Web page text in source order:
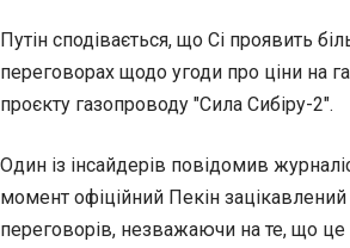
Путін сподівається, що Сі проявить
переговорах щодо угоди про ціни на
проєкту газопроводу "Сила Сибіру-2".
Один із інсайдерів повідомив
момент офіційний Пекін
переговорів, незважаючи на те, що